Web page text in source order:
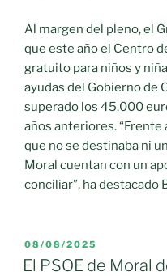
Al margen del pleno, el
que este año el Centro
gratuito para niños y
ayudas del Gobierno de
superado los 45.000
años anteriores. “Frente
que no se destinaba ni
Moral cuentan con un
conciliar”, ha destacado
PUBLICADO
EL
08/08/2025
El PSOE de Moral